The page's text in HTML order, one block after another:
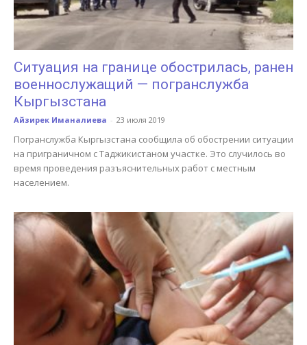
Ситуация на границе обострилась, ранен
военнослужащий — погранслужба
Кыргызстана
Айзирек Иманалиева - 23 июля 2019
Погранслужба Кыргызстана сообщила об обострении ситуации
на приграничном с Таджикистаном участке. Это случилось во
время проведения разъяснительных работ с местным
населением.